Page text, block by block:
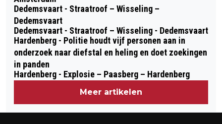
Dedemsvaart - Straatroof – Wisseling –
Dedemsvaart
Dedemsvaart - Straatroof – Wisseling - Dedemsvaart
Hardenberg - Politie houdt vijf personen aan in
onderzoek naar diefstal en heling en doet zoekingen
in panden
Hardenberg - Explosie – Paasberg – Hardenberg
Meer artikelen